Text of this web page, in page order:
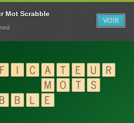
Mot Scrabble
VOIR